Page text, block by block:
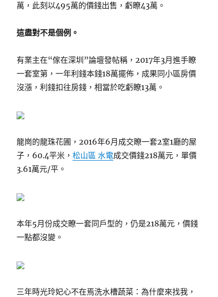
萬，此刻以495萬的價錢出售，虧瞭43萬。
這盡對不是個例。
有業主在“傢在深圳”論壇發帖稱，2017年3月進手瞭
一套室第，一年利錢本錢18萬擺佈，成果同小區房價
沒漲，利錢扣往房錢，相當於吃虧瞭13萬。
龍崗的龍珠花圃，2016年6月成交瞭一套2室1廳的屋
子，60.4平米，松山區 水電成交價錢218萬元，單價
3.61萬元/平。
本年5月份成交瞭一套同戶型的，仍是218萬元，價錢
一點都沒變。
三年時光玲妃心不在焉洗水槽蔬菜：為什麼來找我，